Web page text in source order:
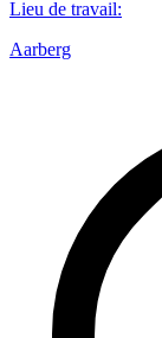
Lieu de travail:
Aarberg